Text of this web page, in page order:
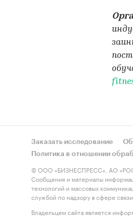
Заказать исследование
Политика в отношении
© ООО «БИЗНЕСПРЕСС», АО
Сообщения и материалы
технологий и массовых
службой по надзору в сфере
Владельцем сайта является